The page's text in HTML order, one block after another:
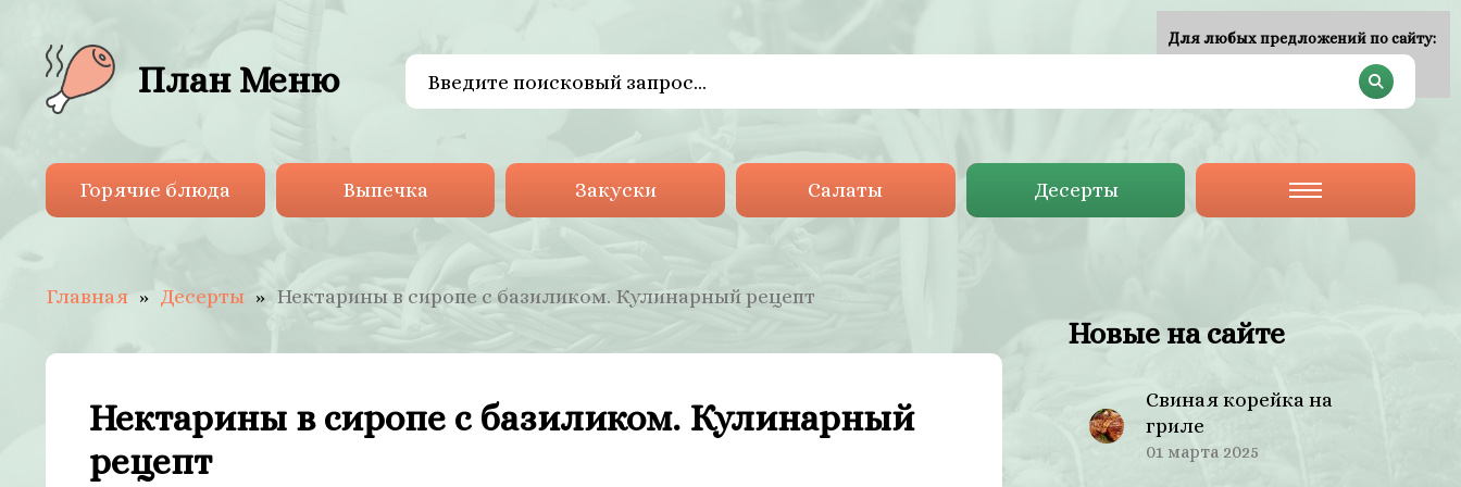
План Меню
Горячие блюда Выпечка Закуски Салаты Десерты
Главная Десерты Нектарины в сиропе с базиликом. Кулинарный рецепт
Нектарины в сиропе с базиликом. Кулинарный
рецепт
Новые на сайте
Свиная корейка на
гриле
01 марта 2025
Для любых предложений по сайту: